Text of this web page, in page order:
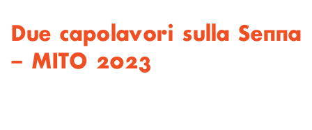
Due capolavori sulla Senna
– MITO 2023